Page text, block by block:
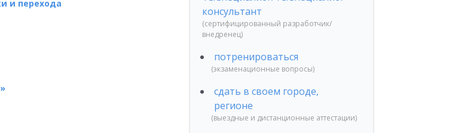
и перехода
консультант
(сертифицированный разработчик/
внедренец)
потренироваться
(экзаменационные вопросы)
сдать в своем городе,
регионе
(выездные и дистанционные аттестации)